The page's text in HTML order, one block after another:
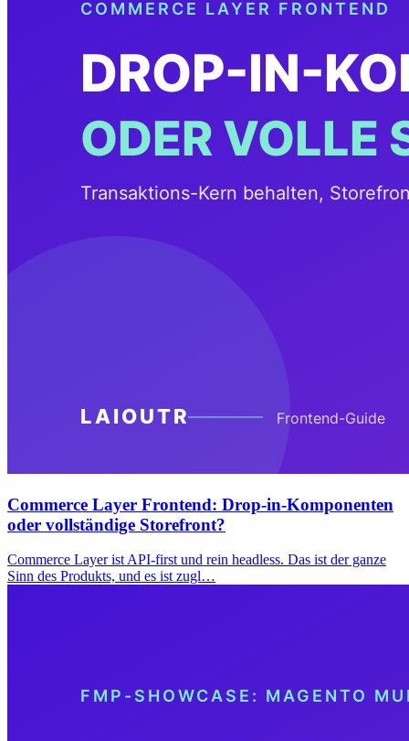
Commerce Layer Frontend: Drop-in-Komponenten
oder vollständige Storefront?
Commerce Layer ist API-first und rein headless. Das ist der ganze
Sinn des Produkts, und es ist zugl…